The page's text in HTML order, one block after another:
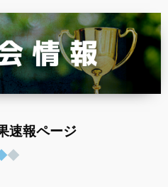
速報ページ